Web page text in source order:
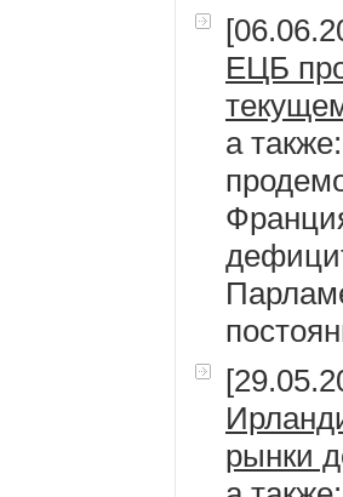
ЕЦБ
а
рынки